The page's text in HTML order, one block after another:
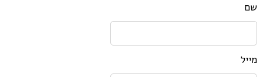
שם
מייל